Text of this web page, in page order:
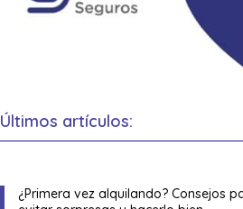
Últimos artículos:
¿Primera vez alquilando? Consejos